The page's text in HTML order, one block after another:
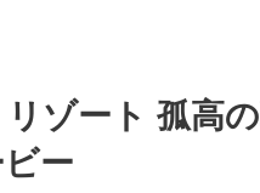
リゾート 孤高
ー